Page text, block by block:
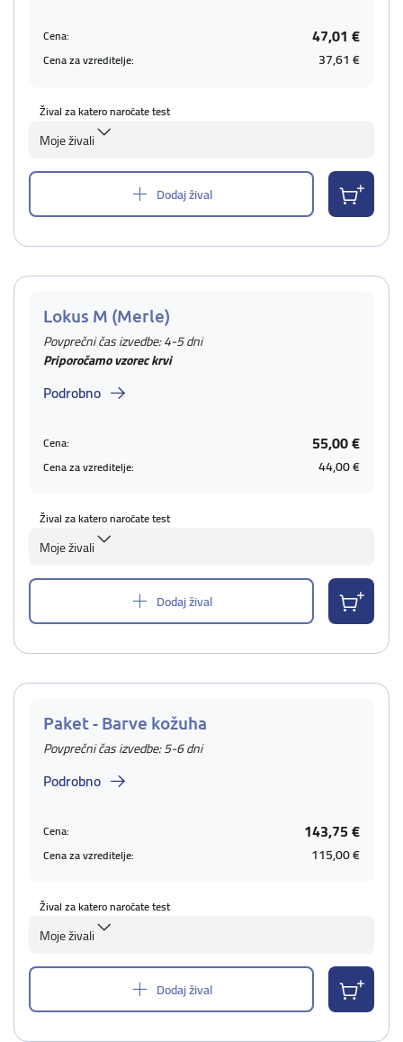
Cena: 47,01 €
Cena za vzreditelje: 37,61 €
Žival za katero naročate test
Moje živali
Dodaj žival
Lokus M (Merle)
Povprečni čas izvedbe: 4-5 dni
Priporočamo vzorec krvi
Podrobno
Cena: 55,00 €
Cena za vzreditelje: 44,00 €
Žival za katero naročate test
Moje živali
Dodaj žival
Paket - Barve kožuha
Povprečni čas izvedbe: 5-6 dni
Podrobno
Cena: 143,75 €
Cena za vzreditelje: 115,00 €
Žival za katero naročate test
Moje živali
Dodaj žival